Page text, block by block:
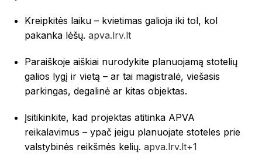
Kreipkitės laiku – kvietimas galioja iki tol, kol
pakanka lėšų. apva.lrv.lt
Paraiškoje aiškiai nurodykite planuojamą stotelių
galios lygį ir vietą – ar tai magistralė, viešasis
parkingas, degalinė ar kitas objektas.
Įsitikinkite, kad projektas atitinka APVA
reikalavimus – ypač jeigu planuojate stoteles prie
valstybinės reikšmės kelių. apva.lrv.lt+1